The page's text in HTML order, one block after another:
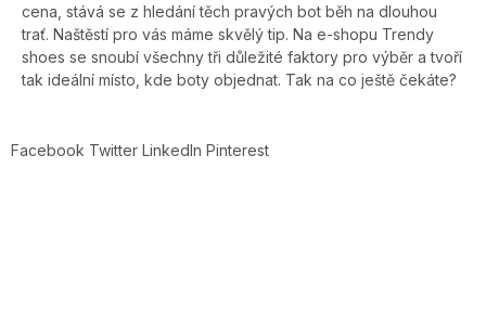
cena, stává se z hledání těch pravých bot běh na dlouhou
trať. Naštěstí pro vás máme skvělý tip. Na e-shopu Trendy
shoes se snoubí všechny tři důležité faktory pro výběr a tvoří
tak ideální místo, kde boty objednat. Tak na co ještě čekáte?
Facebook Twitter LinkedIn Pinterest